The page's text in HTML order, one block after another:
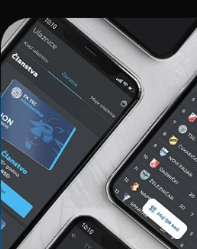
HOME SPONZORI